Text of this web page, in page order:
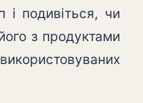
і подивіться, чи
з продуктами